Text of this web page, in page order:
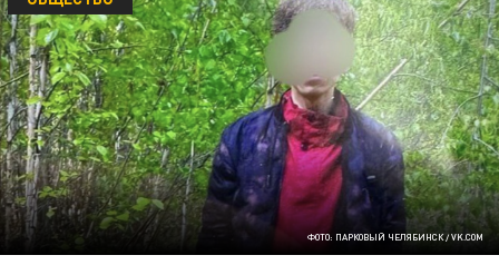
ФОТО: ПАРКОВЫЙ ЧЕЛЯБИНСК / VK.COM